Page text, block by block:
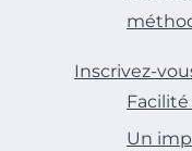
Inscrivez-
Un